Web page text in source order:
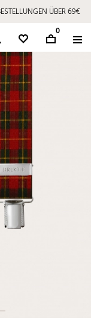
ÜBER 69€
0